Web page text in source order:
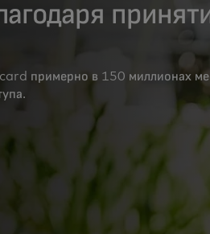
примерно в 150 миллионах